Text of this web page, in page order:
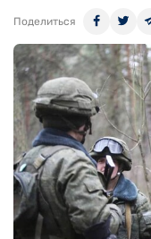
Поделиться